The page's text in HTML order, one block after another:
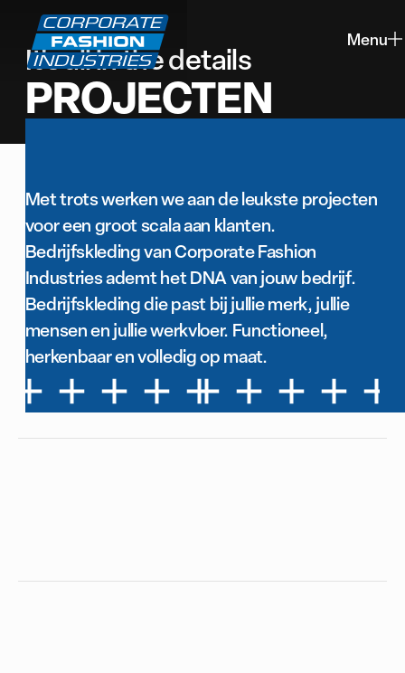
Menu
It's all in the details
PROJECTEN
Met trots werken we aan de leukste projecten
voor een groot scala aan klanten.
Bedrijfskleding van Corporate Fashion
Industries ademt het DNA van jouw bedrijf.
Bedrijfskleding die past bij jullie merk, jullie
mensen en jullie werkvloer. Functioneel,
herkenbaar en volledig op maat.